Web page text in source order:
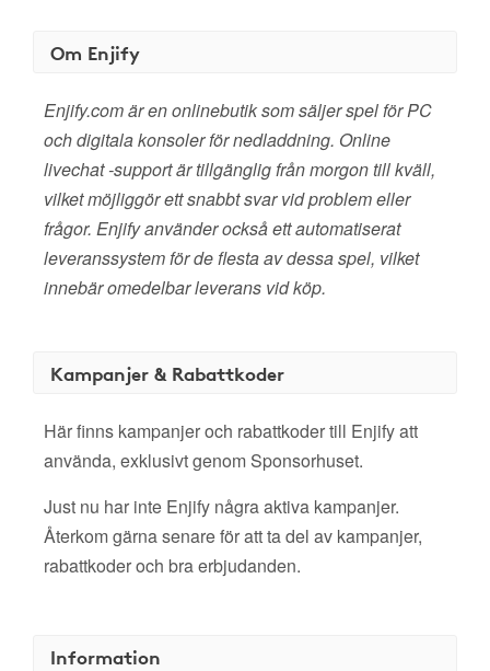
Om Enjify
Enjify.com är en onlinebutik som säljer spel för PC
och digitala konsoler för nedladdning. Online
livechat -support är tillgänglig från morgon till kväll,
vilket möjliggör ett snabbt svar vid problem eller
frågor. Enjify använder också ett automatiserat
leveranssystem för de flesta av dessa spel, vilket
innebär omedelbar leverans vid köp.
Kampanjer & Rabattkoder
Här finns kampanjer och rabattkoder till Enjify att
använda, exklusivt genom Sponsorhuset.
Just nu har inte Enjify några aktiva kampanjer.
Återkom gärna senare för att ta del av kampanjer,
rabattkoder och bra erbjudanden.
Information